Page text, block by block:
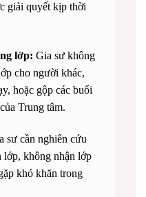
giải quyết kịp thời
lớp: Gia sư không
cho người khác,
hoặc gộp các buổi
Trung tâm.
sư cần nghiên cứu
không nhận lớp
khó khăn trong